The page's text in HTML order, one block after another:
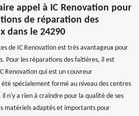
appel à IC Renovation pour
de réparation des
dans le 24290
de IC Renovation est très avantageux pour
Pour les réparations des faîtières, il est
Renovation qui est un couvreur
été spécialement formé au niveau des centres
n'y a rien à craindre pour la qualité de ses
matériels adaptés et importants pour